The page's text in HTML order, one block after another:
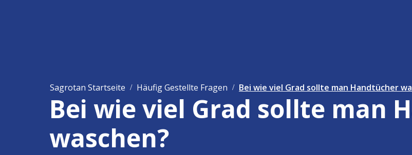
Sagrotan Startseite Häufig Gestellte Fragen Bei wie viel Grad sollte man Handtücher
Bei wie viel Grad sollte man
waschen?